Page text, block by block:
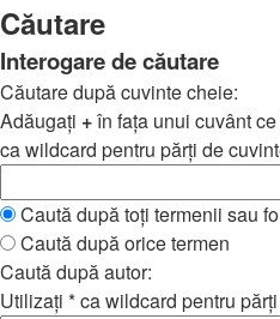
Căutare
Interogare de căutare
Căutare după cuvinte cheie:
Adăugaţi +în faţa unui cuvânt
ca wildcard pentru părţi de
Caută după toţi termenii sau
Caută după orice termen
Caută după autor:
Utilizaţi * ca wildcard pentru